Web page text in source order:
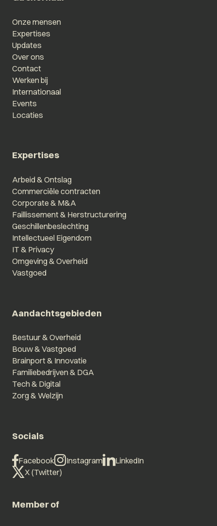
Onze mensen
Expertises
Updates
Over ons
Contact
Werken bij
Internationaal
Events
Locaties
Expertises
Arbeid & Ontslag
Commerciële contracten
Corporate & M&A
Faillissement & Herstructurering
Geschillenbeslechting
Intellectueel Eigendom
IT & Privacy
Omgeving & Overheid
Vastgoed
Aandachtsgebieden
Bestuur & Overheid
Bouw & Vastgoed
Brainport & Innovatie
Familiebedrijven & DGA
Tech & Digital
Zorg & Welzijn
Socials
Facebook Instagram
LinkedIn
X (Twitter)
Member of